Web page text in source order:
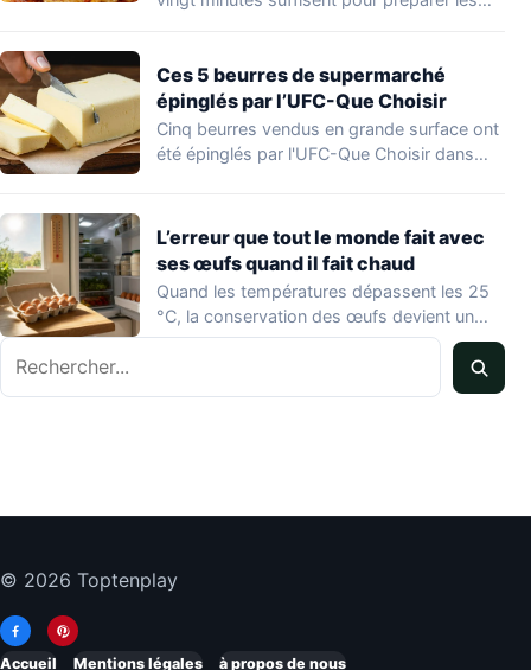
Ces 5 beurres de supermarché
épinglés par l’UFC-Que Choisir
Cinq beurres vendus en grande surface ont
été épinglés par l'UFC-Que Choisir dans
L’erreur que tout le monde fait avec
ses œufs quand il fait chaud
Quand les températures dépassent les 25
°C, la conservation des œufs devient un
vrai…
© 2026 Toptenplay
Accueil Mentions légales à propos de nous